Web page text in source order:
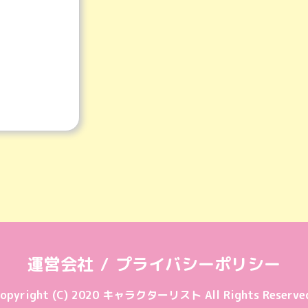
運営会社 プライバシーポリシー
(C) 2020 キャラクターリスト All Rights